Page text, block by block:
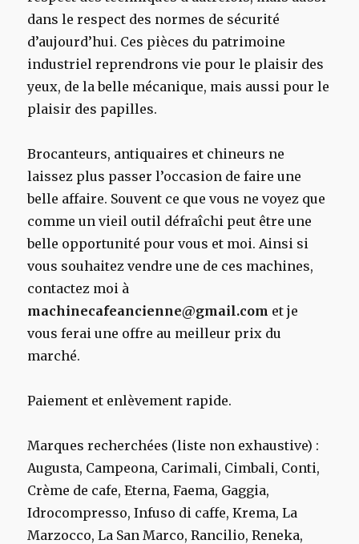
dans le respect des normes de sécurité
d’aujourd’hui. Ces pièces du patrimoine
industriel reprendrons vie pour le plaisir des
yeux, de la belle mécanique, mais aussi pour le
plaisir des papilles.
Brocanteurs, antiquaires et chineurs ne
laissez plus passer l’occasion de faire une
belle affaire. Souvent ce que vous ne voyez que
comme un vieil outil défraîchi peut être une
belle opportunité pour vous et moi. Ainsi si
vous souhaitez vendre une de ces machines,
contactez moi à
machinecafeancienne@gmail.com et je
vous ferai une offre au meilleur prix du
marché.
Paiement et enlèvement rapide.
Marques recherchées (liste non exhaustive) :
Augusta, Campeona, Carimali, Cimbali, Conti,
Crème de cafe, Eterna, Faema, Gaggia,
Idrocompresso, Infuso di caffe, Krema, La
Marzocco, La San Marco, Rancilio, Reneka,